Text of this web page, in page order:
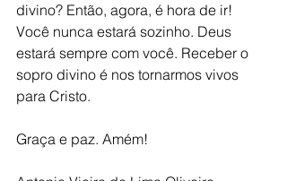
divino? Então, agora, é hora de ir!
Você nunca estará sozinho. Deus
estará sempre com você. Receber o
sopro divino é nos tornarmos vivos
para Cristo.
Graça e paz. Amém!